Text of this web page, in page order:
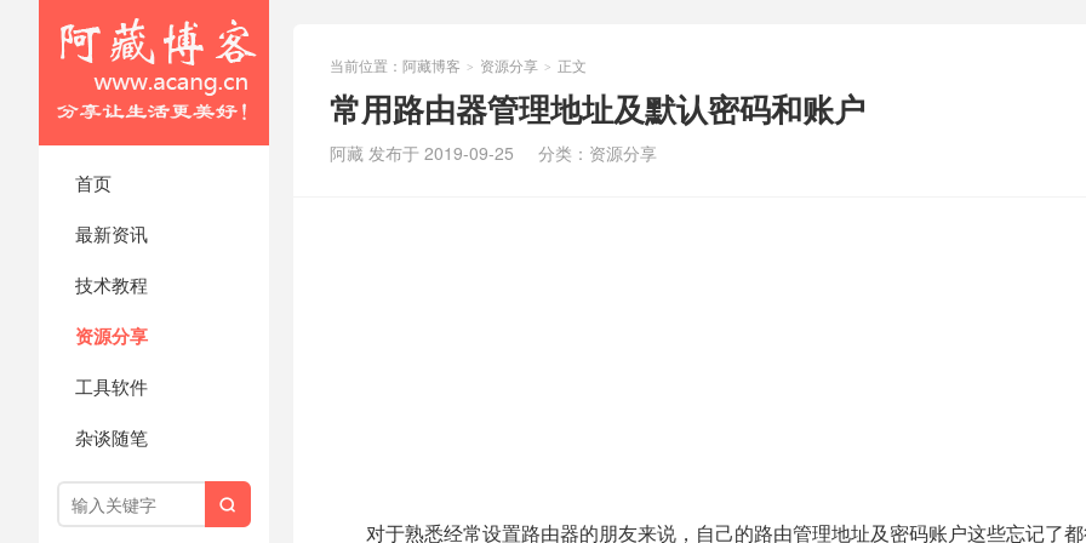
首页
最新资讯
技术教程
资源分享
工具软件
杂谈随笔

当前位置： 阿藏博客 > 资源分享 > 正文
常用路由器管理地址及默认密码和账户
阿藏 发布于 2019-09-25 分类： 资源分享
对于熟悉经常设置路由器的朋友来说，自己的路由管理地址及密码账户这些忘记了